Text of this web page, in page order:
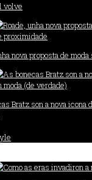
volve
nova proposta de
Bratz son a nova icona